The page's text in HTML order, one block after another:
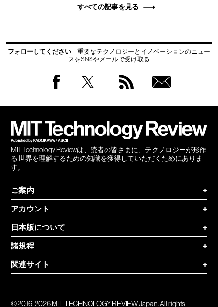
すべての記事を見る
フォローしてください
重要なテクノロジーとイノベーションのニュー
スをSNSやメールで受け取る
MIT Technology Reviewは、読者の皆さまに、テクノロジーが形作
る 世界を理解するための知識を獲得していただくためにありま
す。
ご案内
+
アカウント
+
日本版について
+
諸規程
+
関連サイト
+
© 2016-2026 MIT TECHNOLOGY REVIEW Japan. All rights